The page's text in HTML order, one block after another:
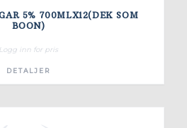
5% 700MLX12(DEK SOM
BOON)
Logg inn for pris
DETALJER